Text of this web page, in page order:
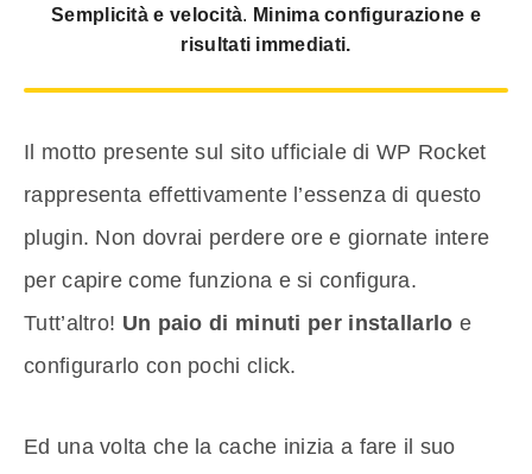
Semplicità e velocità. Minima configurazione e
risultati immediati.
Il motto presente sul sito ufficiale di WP Rocket
rappresenta effettivamente l’essenza di questo
plugin. Non dovrai perdere ore e giornate intere
per capire come funziona e si configura.
Tutt’altro! Un paio di minuti per installarlo e
configurarlo con pochi click.
Ed una volta che la cache inizia a fare il suo